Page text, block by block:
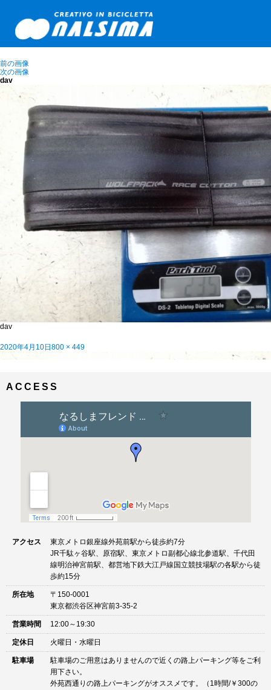
前の画像
次の画像
dav
dav
投
2020年4月10日 フ
800 × 449
ゲ
ウルフパック良いタイヤですよ！
ACCESS
アクセス
東京メトロ銀座線外苑前駅から徒歩約7分
JR千駄ヶ谷駅、原宿駅、東京メトロ副都心線北参道駅、千代田
線明治神宮前駅、都営地下鉄大江戸線国立競技場駅の各駅から徒
歩約15分
所在地
〒150-0001
東京都渋谷区神宮前3-35-2
営業時間 12:00～19:30
定休日 火曜日・水曜日
駐車場
駐車場のご用意はありませんので近くの路上パーキング等をご利
用下さい。
外苑西通りの路上パーキングがオススメです。（1時間/￥300の